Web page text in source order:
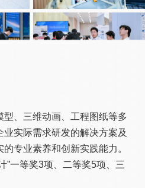
型、三维动画、工程图纸等多
实际需求研发的解决方案及
专业素养和创新实践能力。
”一等奖3项、二等奖5项、三